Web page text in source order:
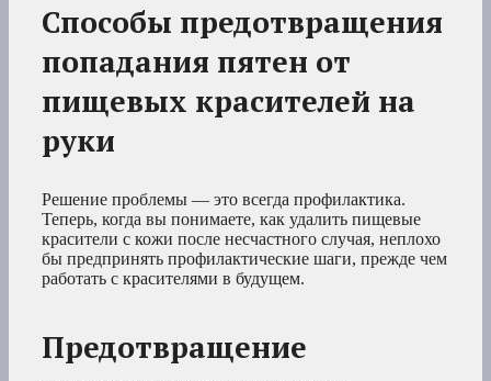
Способы предотвращения
попадания пятен от
пищевых красителей на
руки
Решение проблемы — это всегда профилактика.
Теперь, когда вы понимаете, как удалить пищевые
красители с кожи после несчастного случая, неплохо
бы предпринять профилактические шаги, прежде чем
работать с красителями в будущем.
Предотвращение